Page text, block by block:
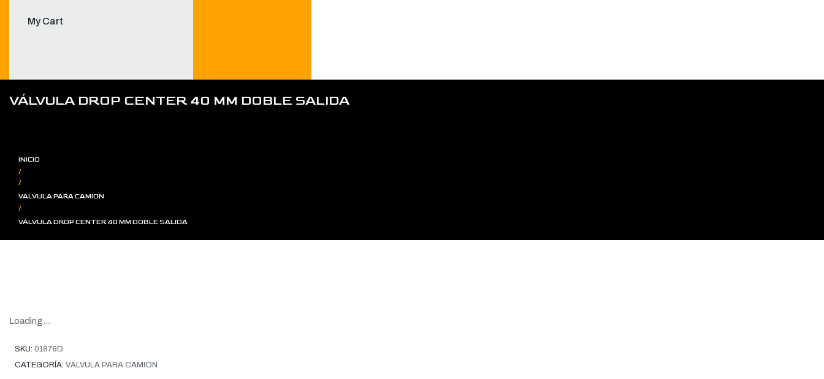
My Cart
VÁLVULA DROP CENTER 40 MM DOBLE SALIDA
INICIO
/
/
VALVULA PARA CAMION
/
VÁLVULA DROP CENTER 40 MM DOBLE SALIDA
Loading...
SKU: 01876D
CATEGORÍA: VALVULA PARA CAMION